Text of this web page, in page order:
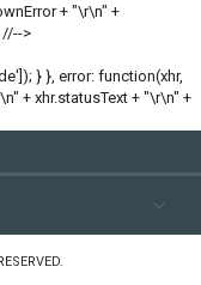
+ "\r\n" +
//-->
} }, error: function(xhr,
+ xhr.statusText + "\r\n" +